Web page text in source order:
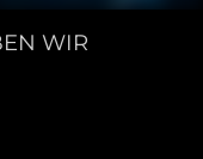
WIR